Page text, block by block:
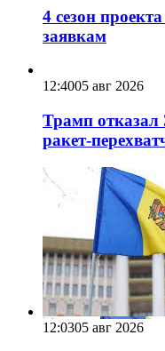
4 сезон
заявкам
12:4005 авг 2026
Трамп отказал
ракет-
12:0305 авг 2026